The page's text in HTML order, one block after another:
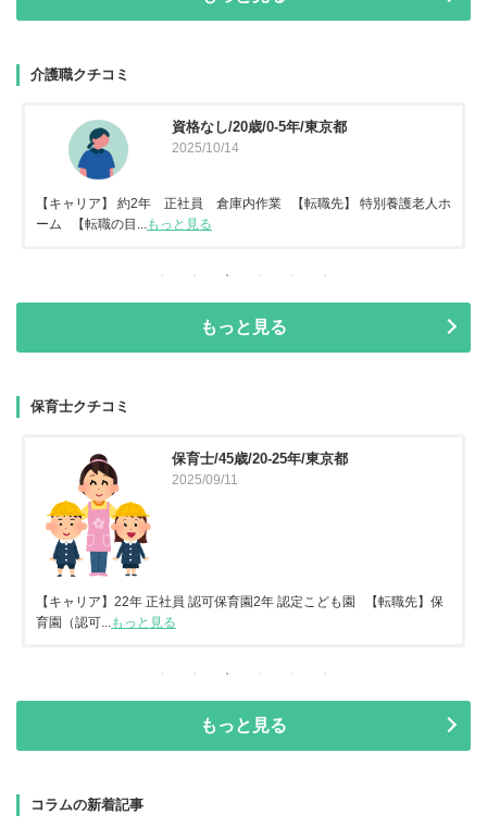
介護職クチコミ
資格なし/20歳/0-5年/東京都
2025/10/14
【キャリア】 約2年 正社員 倉庫内作業 【転職先】 特別養護老人ホ
ーム 【転職の目...
もっと見る
もっと見る
保育士クチコミ
保育士/45歳/20-25年/東京都
2025/09/11
【キャリア】22年 正社員 認可保育園2年 認定こども園 【転職先】保
育園（認可...もっと見る
もっと見る
コラムの新着記事